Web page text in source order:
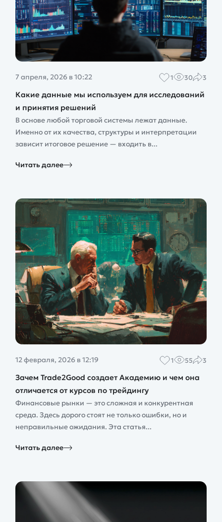
7 апреля, 2026 в 10:22 1 30 3
Какие данные мы используем для исследований
и принятия решений
В основе любой торговой системы лежат данные.
Именно от их качества, структуры и интерпретации
зависит итоговое решение — входить в...
Читать далее
12 февраля, 2026 в 12:19 1 55 3
Зачем Trade2Good создает Академию и чем она
отличается от курсов по трейдингу
Финансовые рынки — это сложная и конкурентная
среда. Здесь дорого стоят не только ошибки, но и
неправильные ожидания. Эта статья...
Читать далее